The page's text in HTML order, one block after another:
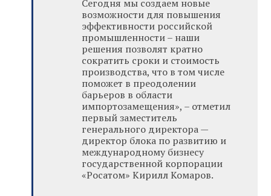
Сегодня мы создаем новые
возможности для повышения
эффективности российской
промышленности – наши
решения позволят кратно
сократить сроки и стоимость
производства, что в том числе
поможет в преодолении
барьеров в области
импортозамещения», – отметил
первый заместитель
генерального директора —
директор блока по развитию и
международному бизнесу
государственной корпорации
«Росатом» Кирилл Комаров.